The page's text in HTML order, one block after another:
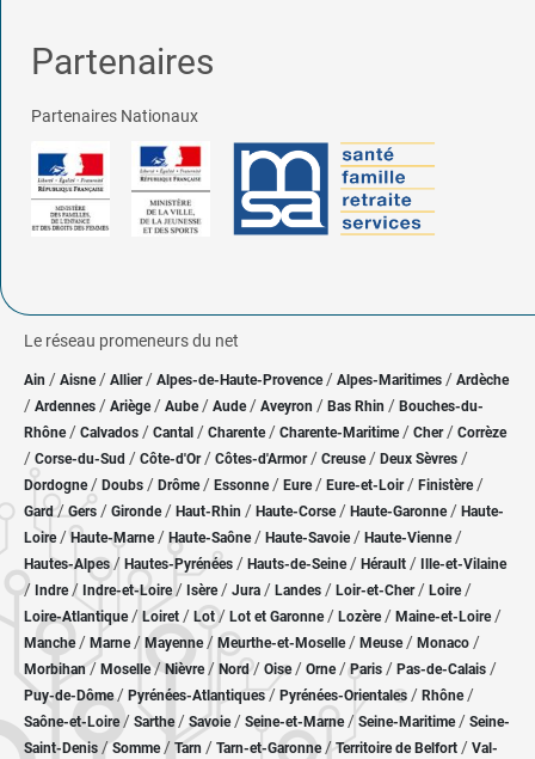
Partenaires
Partenaires Nationaux
Le réseau promeneurs du net
Ain / Aisne/ Allier/ Alpes-de-Haute-Provence / Alpes-Maritimes / Ardèche
/ Ardennes / Ariège/ Aube/ Aude / Aveyron / Bas Rhin / Bouches-du-
Rhône/ Calvados / Cantal / Charente / Charente-Maritime/ Cher / Corrèze
/ Corse-du-Sud / Côte-d'Or / Côtes-d'Armor/ Creuse/ Deux Sèvres /
Dordogne/ Doubs / Drôme/ Essonne / Eure/ Eure-et-Loir / Finistère/
Gard/Gers / Gironde/ Haut-Rhin / Haute-Corse/ Haute-Garonne/ Haute-
Loire/Haute-Marne/ Haute-Saône/ Haute-Savoie/ Haute-Vienne/
Hautes-Alpes/ Hautes-Pyrénées / Hauts-de-Seine/ Hérault / Ille-et-Vilaine
/ Indre/ Indre-et-Loire/ Isère/ Jura / Landes / Loir-et-Cher/ Loire/
Loire-Atlantique/ Loiret / Lot/ Lot et Garonne/ Lozère / Maine-et-Loire/
Manche/ Marne/ Mayenne/ Meurthe-et-Moselle/ Meuse/ Monaco /
Morbihan/ Moselle/ Nièvre / Nord/ Oise / Orne/Paris / Pas-de-Calais /
Puy-de-Dôme/ Pyrénées-Atlantiques / Pyrénées-Orientales / Rhône/
Saône-et-Loire/ Sarthe/ Savoie/ Seine-et-Marne/ Seine-Maritime/ Seine-
Saint-Denis /Somme/ Tarn / Tarn-et-Garonne/Territoire de Belfort / Val-